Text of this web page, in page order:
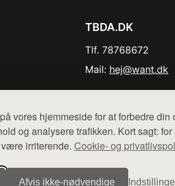
vores hjemmeside for at forbedre din
og analysere trafikken. Kort sagt:
irriterende. Cookie- og
Afvis ikke‑nødvendige
TBDA.DK
Tlf. 78768672
Mail: hej@want.dk
sælges ikke varer fra denne side - vi